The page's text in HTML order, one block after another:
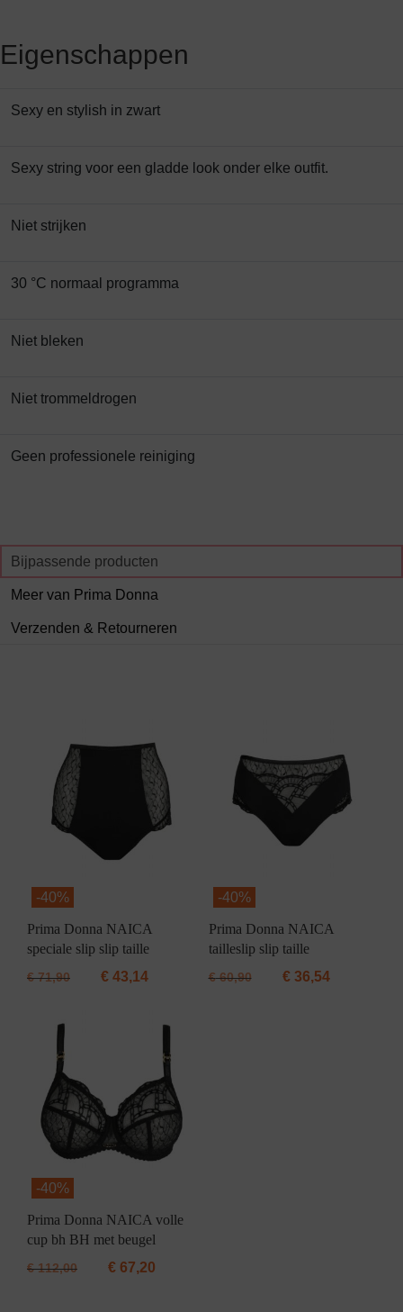
Eigenschappen
Sexy en stylish in zwart
Sexy string voor een gladde look onder elke outfit.
Niet strijken
30 °C normaal programma
Niet bleken
Niet trommeldrogen
Geen professionele reiniging
Bijpassende producten
Meer van Prima Donna
Verzenden & Retourneren
-40%
Prima Donna NAICA
speciale slip slip taille
€71,90 € 43,14
-40%
Prima Donna NAICA
tailleslip slip taille
€60,90 €36,54
-40%
Prima Donna NAICA volle
cup bh BH met beugel
€112,00 € 67,20